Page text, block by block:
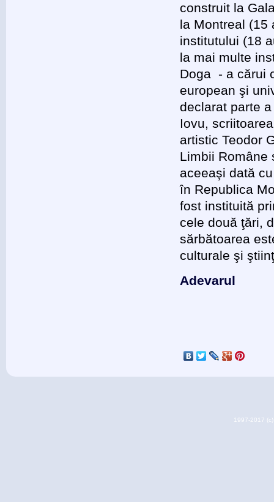
construit la
la Montreal
institutului (18
la mai multe
Doga - a cărui
european şi
declarat parte
Iovu,
artistic Teodor
Limbii Române
aceeaşi dată
în Republica
fost instituită
cele două ţări,
sărbătoarea
culturale şi
Adevarul
1997-2017